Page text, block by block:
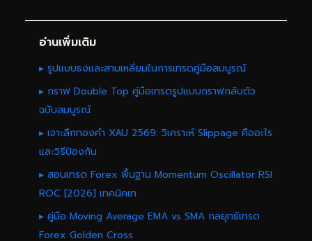
อ่านเพิ่มเติม
▸ รูปแบบธงและสามเหลี่ยมในการเทรดคู่มือสมบูรณ์
▸ กราฟ Double Top คู่มือเทรดรูปแบบกราฟกลับตัว
ฉบับสมบูรณ์
▸ เจาะลึกทองคำ XAU 2569: วิเคราะห์ Slippage คืออะไร
และวิธีป้องกัน
▸ สอนเทรด Forex พื้นฐาน Momentum Oscillator RSI
ROC [2026] เทคนิคเท
▸ คู่มือ Moving Average EMA vs SMA กลยุทธ์เทรด
Forex Golden Cross